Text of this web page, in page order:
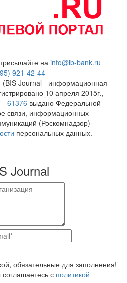
на info@ib-bank.ru
921-42-44
(BIS Journal - информационная
10 апреля 2015г.,
61376 выдано Федеральной
связи, информационных
(Роскомнадзор)
персональных данных.
Journal
обязательные для заполнения!
с политикой